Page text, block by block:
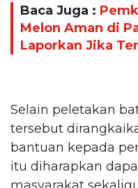
Baca Juga :
Melon Aman di
Laporkan Jika
Selain peletakan
tersebut
bantuan kepada
itu diharapkan